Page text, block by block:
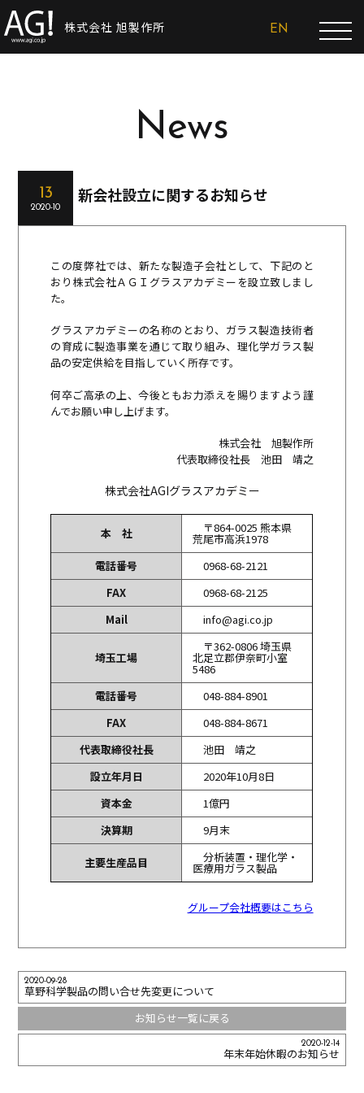
株式会社 旭製作所 EN
News
13
2020-10
新会社設立に関するお知らせ
この度弊社では、新たな製造子会社として、下記のと
おり株式会社ＡＧＩグラスアカデミーを設立致しまし
た。
グラスアカデミーの名称のとおり、ガラス製造技術者
の育成に製造事業を通じて取り組み、理化学ガラス製
品の安定供給を目指していく所存です。
何卒ご高承の上、今後ともお力添えを賜りますよう謹
んでお願い申し上げます。
株式会社 旭製作所
代表取締役社長 池田 靖之
株式会社AGIグラスアカデミー
本 社 〒864-0025 熊本県
荒尾市高浜1978
電話番号
0968-68-2121
FAX
0968-68-2125
Mail
info@agi.co.jp
埼玉工場
〒362-0806 埼玉県
北足立郡伊奈町小室
5486
電話番号
048-884-8901
FAX
048-884-8671
代表取締役社長
池田 靖之
設立年月日
2020年10月8日
資本金
1億円
決算期
9月末
主要生産品目 分析装置・理化学・
医療用ガラス製品
グループ会社概要はこちら
2020-09-28
草野科学製品の問い合せ先変更について
お知らせ一覧に戻る
2020-12-14
年末年始休暇のお知らせ